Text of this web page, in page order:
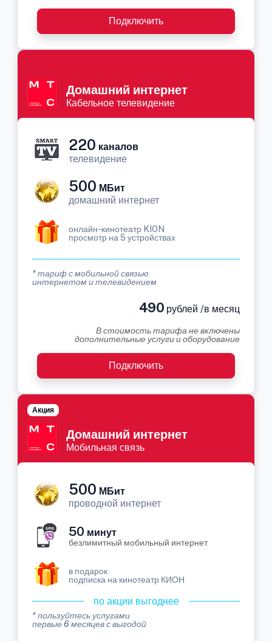
Подключить
Домашний интернет
Кабельное телевидение
220 каналов
телевидение
500 МБит
домашний интернет
онлайн-кинотеатр KION
просмотр на 5 устройствах
* тариф с мобильной связью
интернетом и телевидением
490 рублей /в месяц
В стоимость тарифа не включены
дополнительные услуги и оборудование
Подключить
Домашний интернет
Мобильная связь
Акция
500 МБит
проводной интернет
50 минут
безлимитный мобильный интернет
в подарок
подписка на кинотеатр КИОН
по акции выгоднее
* пользуйтесь услугами
первые 6 месяцев с выгодой